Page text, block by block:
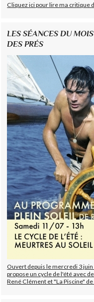
Cliquez ici pour lire ma critique
LES SÉANCES DU
DES PRÉS
Ouvert depuis le mercredi 3
propose un cycle de l'été avec
René Clément et "La Piscine"